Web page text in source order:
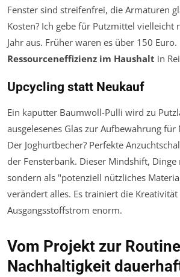
Fenster sind streifenfrei, die Armaturen
Kosten? Ich gebe für Putzmittel vielleicht
Jahr aus. Früher waren es über 150 Euro.
Ressourceneffizienz im Haushalt in
Upcycling statt Neukauf
Ein kaputter Baumwoll-Pulli wird zu
ausgelesenes Glas zur Aufbewahrung
Der Joghurtbecher? Perfekte
der Fensterbank. Dieser Mindshift,
sondern als "potenziell nützliches
verändert alles. Es trainiert die
Ausgangsstoffstrom enorm.
Vom Projekt zur
Nachhaltigkeit